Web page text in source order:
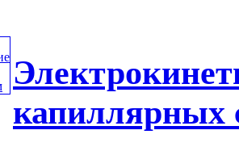
капиллярных